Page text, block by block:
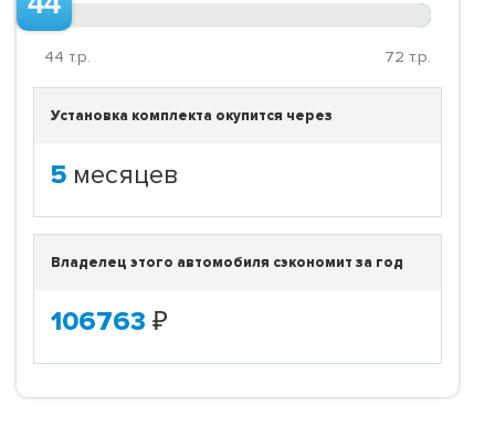
44 т.р. 72 т.р.
Установка комплекта окупится через
5 месяцев
Владелец этого автомобиля сэкономит за год
106763 ₽